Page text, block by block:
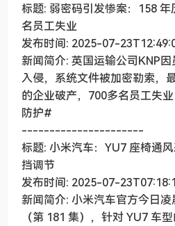
标题: 弱密码引发惨案：158
名员工失业
发布时间: 2025-07-
新闻简介: 英国运输公司KNP
入侵，系统文件被加密勒索，
的企业破产，700多名员工失
防护#
----------------------
标题: 小米汽车：YU7 座椅通
挡调节
发布时间: 2025-07-
新闻简介: 小米汽车官方今日
（第 181 集），针对 YU7 车